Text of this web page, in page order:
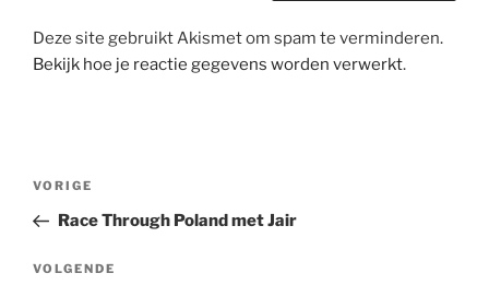
Deze site gebruikt Akismet om spam te verminderen.
Bekijk hoe je reactie gegevens worden verwerkt.
Bericht
Vorig
bericht
VORIGE
Race Through Poland met Jair
Volgend
VOLGENDE